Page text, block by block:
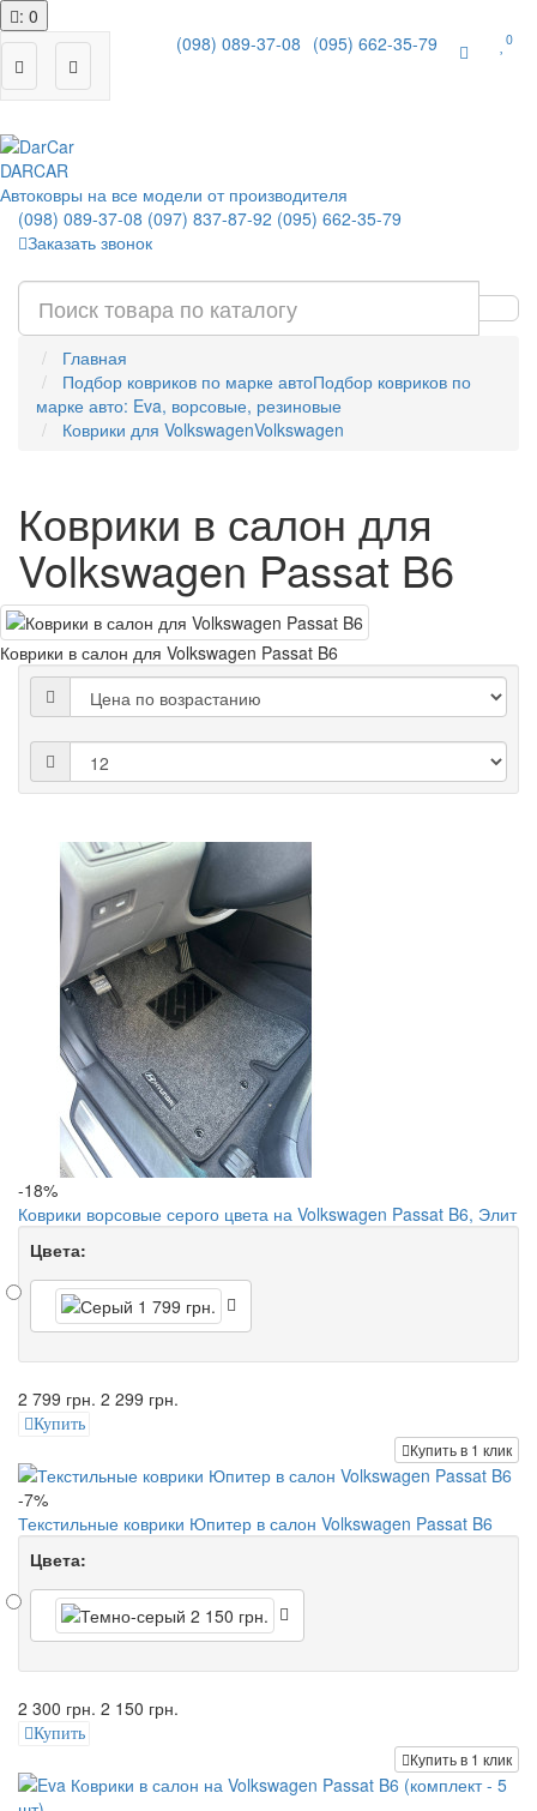
: 0
(098) 089-37-08 (095) 662-35-79 0
DARCAR
Автоковры на все модели от производителя
(098) 089-37-08 (097) 837-87-92 (095) 662-35-79
Заказать звонок
Главная
Подбор ковриков по марке автоПодбор ковриков по
марке авто: Eva, ворсовые, резиновые
Коврики для VolkswagenVolkswagen
Коврики в салон для
Volkswagen Passat B6
Коврики в салон для Volkswagen Passat B6
-18%
Коврики ворсовые серого цвета на Volkswagen Passat B6, Элит
Цвета:
2 799 грн. 2 299 грн.
Купить
Купить в 1 клик
-7%
Текстильные коврики Юпитер в салон Volkswagen Passat B6
Цвета:
2 300 грн. 2 150 грн.
Купить
Купить в 1 клик